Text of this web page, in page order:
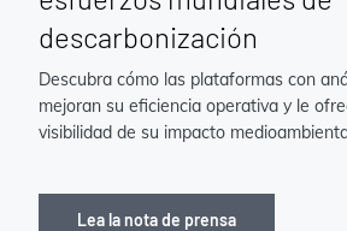
descarbonización
Descubra cómo las plataformas con
mejoran su eficiencia operativa y le
visibilidad de su impacto
Lea la nota de prensa